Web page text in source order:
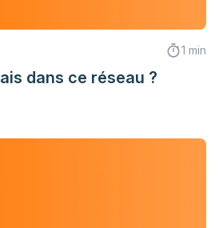
1 min
dans ce réseau ?